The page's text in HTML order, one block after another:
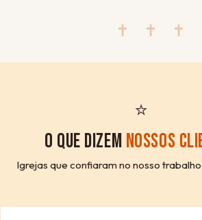
✝ ✝ ✝
⭐
O QUE DIZEM NOSSOS
Igrejas que confiaram no nosso